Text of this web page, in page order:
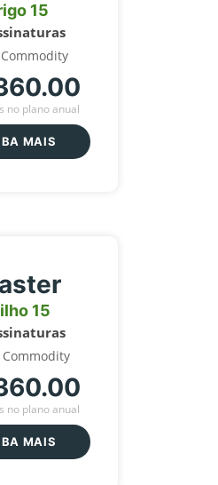
15
no plano anual
MAIS
15
no plano anual
MAIS